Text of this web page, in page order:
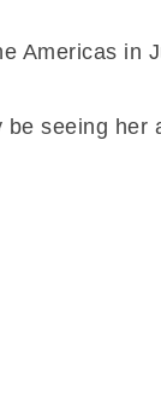
in
seeing